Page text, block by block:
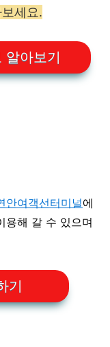
세요.
알아보기
안여객선터미널에
용해 갈 수 있으며
하기